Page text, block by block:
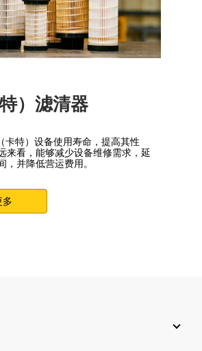
）滤清器
卡特）设备使用寿命，提高其性
来看，能够减少设备维修需求，延
，并降低营运费用。
多